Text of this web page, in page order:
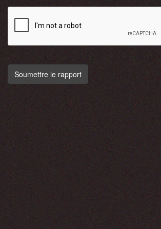
Soumettre le rapport